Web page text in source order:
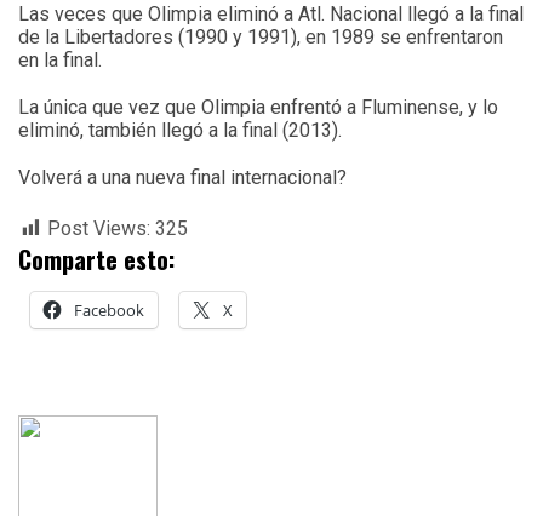
Las veces que Olimpia eliminó a Atl. Nacional llegó a la final
de la Libertadores (1990 y 1991), en 1989 se enfrentaron
en la final.
La única que vez que Olimpia enfrentó a Fluminense, y lo
eliminó, también llegó a la final (2013).
Volverá a una nueva final internacional?
Post Views: 325
Comparte esto:
Facebook X